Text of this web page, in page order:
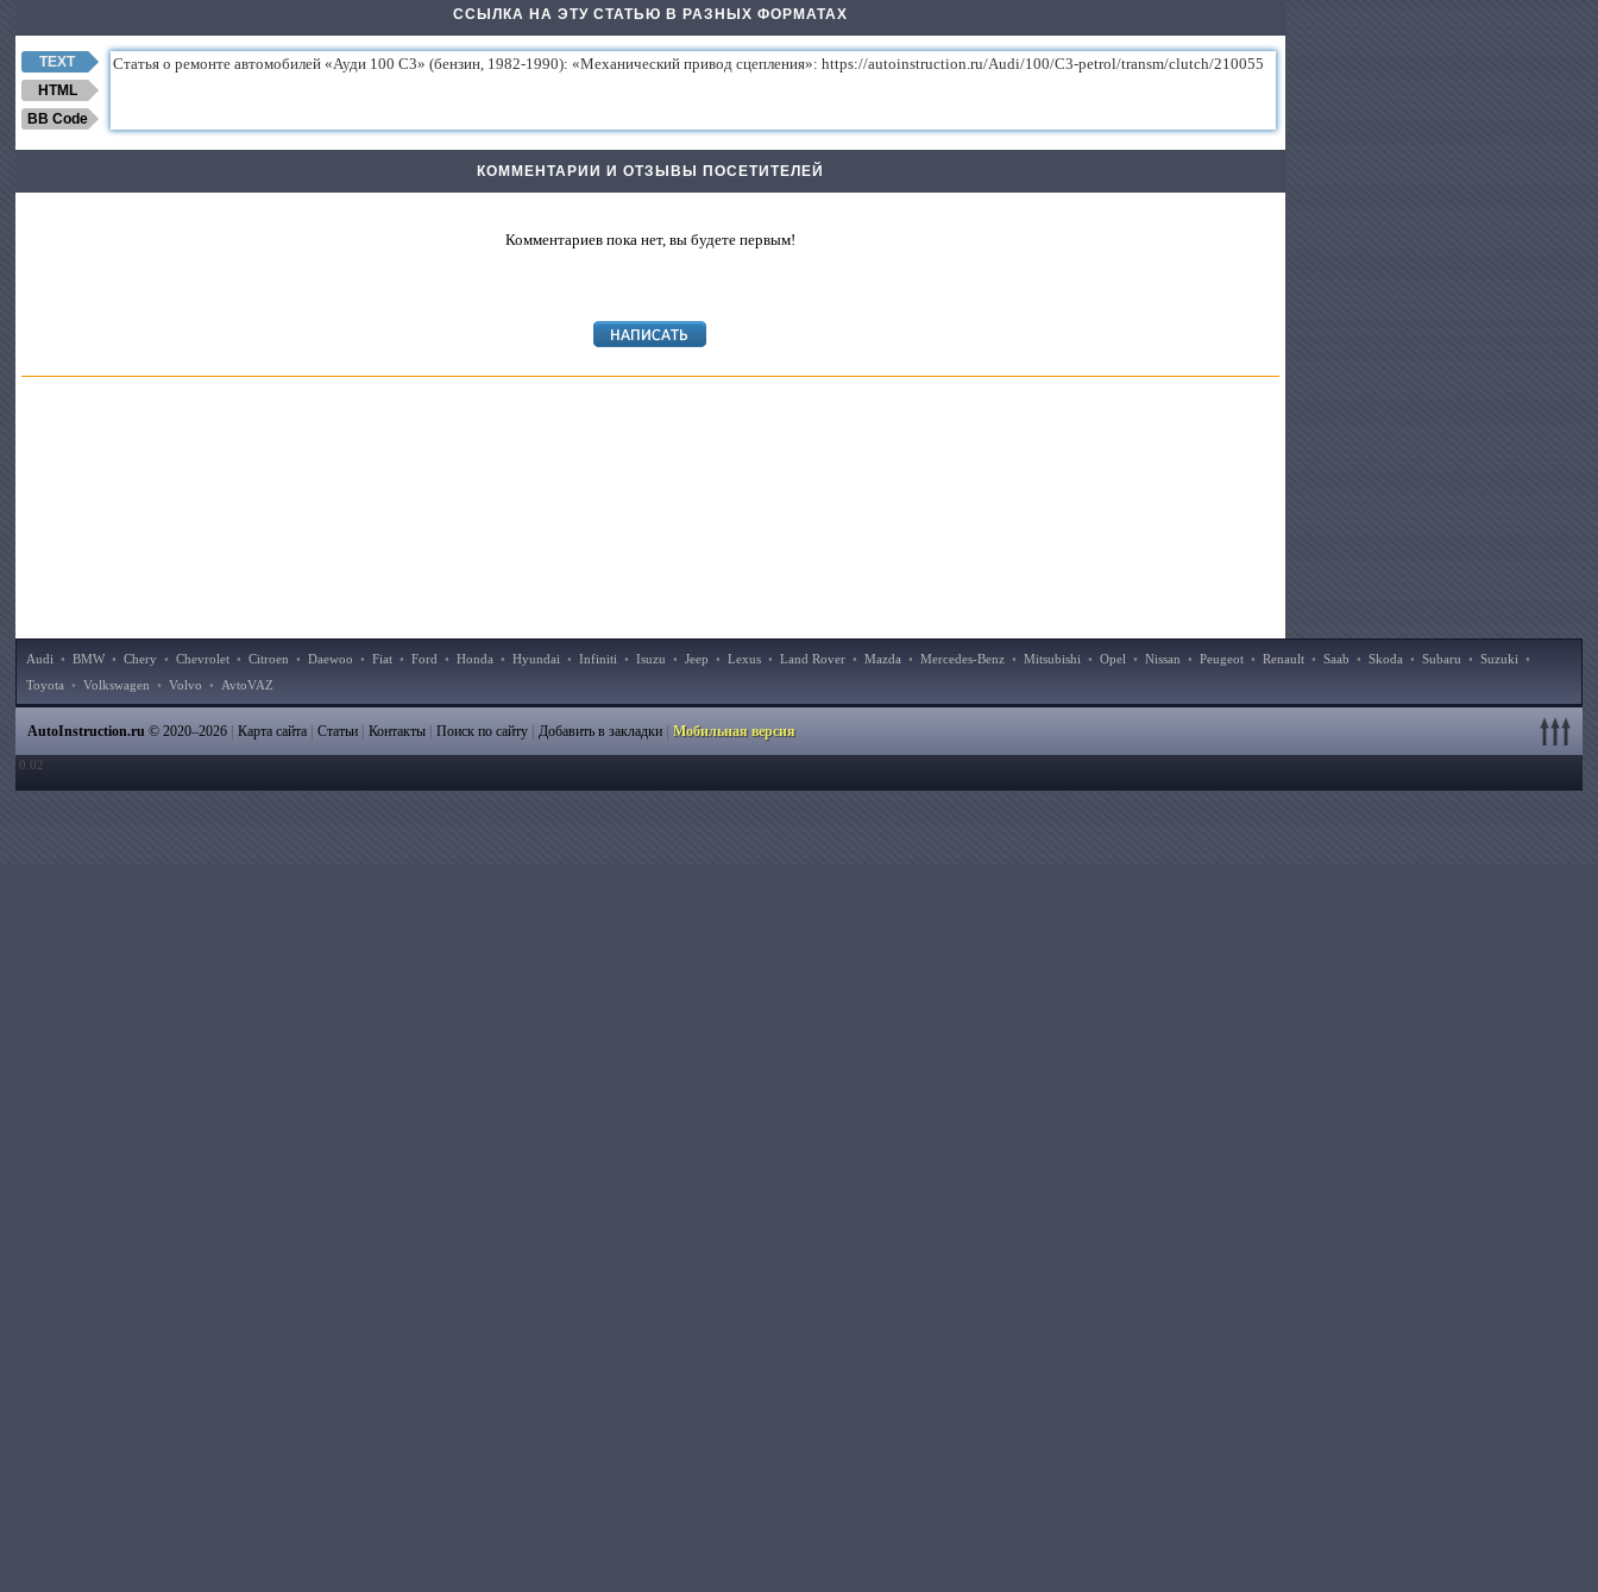
ССЫЛКА НА ЭТУ СТАТЬЮ В РАЗНЫХ ФОРМАТАХ
TEXT
HTML
BB Code
КОММЕНТАРИИ И ОТЗЫВЫ ПОСЕТИТЕЛЕЙ
Комментариев пока нет, вы будете первым!
Audi • BMW • Chery • Chevrolet • Citroen • Daewoo • Fiat • Ford • Honda • Hyundai • Infiniti • Isuzu • Jeep • Lexus • Land Rover • Mazda • Mercedes-Benz • Mitsubishi • Opel • Nissan • Peugeot • Renault • Saab • Skoda • Subaru • Suzuki •
Toyota • Volkswagen • Volvo • AvtoVAZ
AutoInstruction.ru © 2020–2026 |Карта сайта |Статьи |Контакты |Поиск по сайту |Добавить в закладки |Мобильная версия
0.02